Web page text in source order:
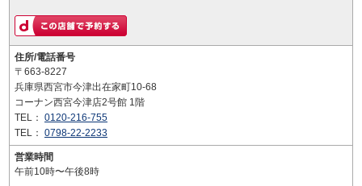
住所/電話番号
〒663-8227
兵庫県西宮市今津出在家町10-68
コーナン西宮今津店2号館 1階
TEL： 0120-216-755
TEL： 0798-22-2233
営業時間
午前10時〜午後8時